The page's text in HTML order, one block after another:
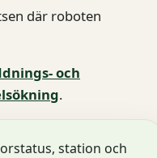
där roboten
och
.
station och